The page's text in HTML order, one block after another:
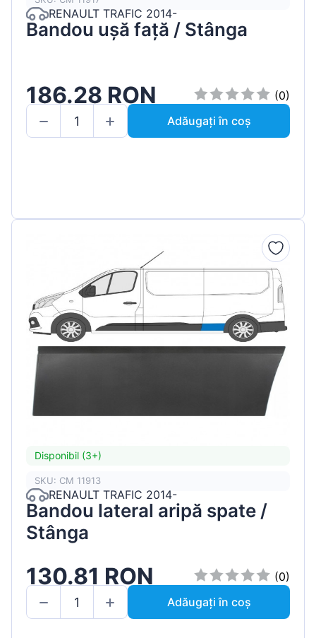
RENAULT TRAFIC 2014-
Bandou ușă față / Stânga
186.28 RON
(0)
Adăugați în coș
Disponibil (3+)
SKU: CM 11913
RENAULT TRAFIC 2014-
Bandou lateral aripă spate /
Stânga
130.81 RON
(0)
Adăugați în coș